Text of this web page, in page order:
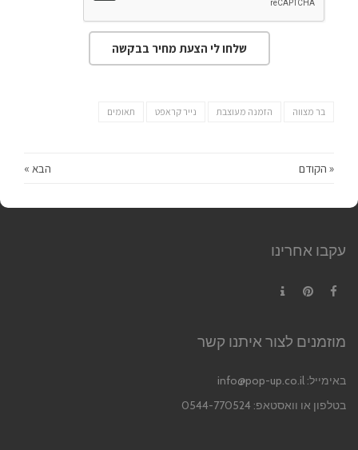
שלחו לי הצעת מחיר בבקשה
בר מצווה הזמנה מעוצבת נייר קראפט תאומים
« הקודם הבא »
עקבו אחרינו
מוזמנים לצור איתנו קשר
באימייל: info@pop-up.co.il
בטלפון או וואסטאפ: 0544-770524